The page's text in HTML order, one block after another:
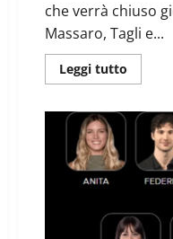
che verrà chiuso
Massaro, Tagli e...
Leggi tutto